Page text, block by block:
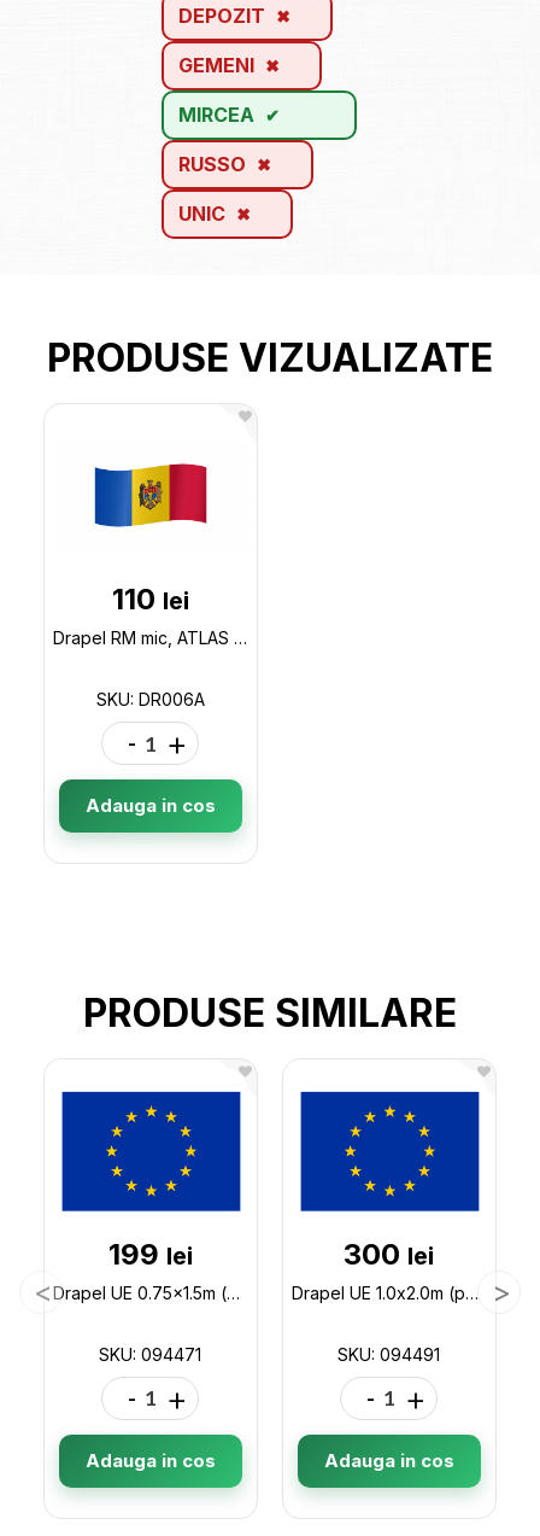
DEPOZIT
GEMENI
MIRCEA
RUSSO
UNIC
PRODUSE VIZUALIZATE
110 lei
Drapel RM mic, ATLAS dublu,15x22,5cm DR006A
SKU: DR006A
- +
Adauga in cos
PRODUSE SIMILARE
199 lei
Drapel UE 0.75x1.5m (poliester) 094471
SKU: 094471
- +
Adauga in cos
300 lei
Drapel UE 1.0x2.0m (poliester) 094491
SKU: 094491
- +
Adauga in cos